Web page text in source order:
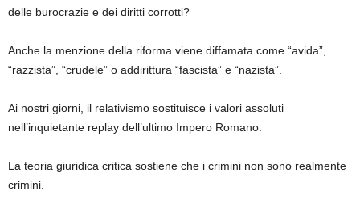
delle burocrazie e dei diritti corrotti?
Anche la menzione della riforma viene diffamata come “avida”,
“razzista”, “crudele” o addirittura “fascista” e “nazista”.
Ai nostri giorni, il relativismo sostituisce i valori assoluti
nell’inquietante replay dell’ultimo Impero Romano.
La teoria giuridica critica sostiene che i crimini non sono realmente
crimini.